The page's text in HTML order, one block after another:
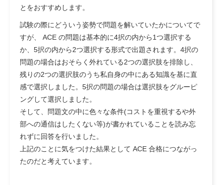
とをおすすめします。
試験の際にどういう姿勢で問題を解いていたかについてで
すが、 ACE の問題は基本的に4択の内から1つ選択する
か、5択の内から2つ選択する形式で出題されます。4択の
問題の場合はおそらく外れている2つの選択肢を排除し、
残りの2つの選択肢のうち私自身の中にある知識を基に直
感で選択しました。5択の問題の場合は選択肢をグルーピ
ングして選択しました。
そして、問題文の中に色々な条件(コストを重視するや外
部への通信はしたくない等)が書かれていることを読み忘
れずに回答を行いました。
上記のことに気をつけた結果として ACE 合格につながっ
たのだと考えています。